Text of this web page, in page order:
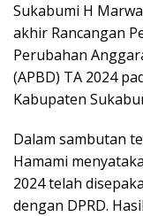
Sukabumi H
akhir Rancangan
Perubahan
(APBD) TA 2024
Kabupaten
Dalam sambutan
Hamami
2024 telah
dengan DPRD.